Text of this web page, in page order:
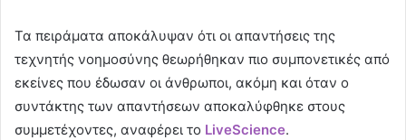
Τα πειράματα αποκάλυψαν ότι οι απαντήσεις της
τεχνητής νοημοσύνης θεωρήθηκαν πιο συμπονετικές από
εκείνες που έδωσαν οι άνθρωποι, ακόμη και όταν ο
συντάκτης των απαντήσεων αποκαλύφθηκε στους
συμμετέχοντες, αναφέρει το LiveScience.